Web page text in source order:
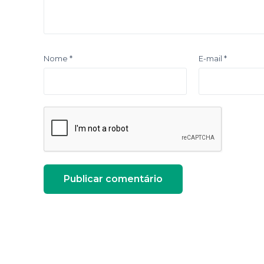
Nome * E-mail*